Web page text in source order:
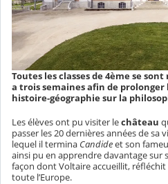
Toutes les classes de 4ème se
a trois semaines afin de
histoire-géographie sur la
Les élèves ont pu visiter lechâteau
passer les 20 dernières années de sa
lequel il termina Candideet son
ainsi pu en apprendre davantage sur
façon dont Voltaire accueillit, réfléchit
toute l’Europe.